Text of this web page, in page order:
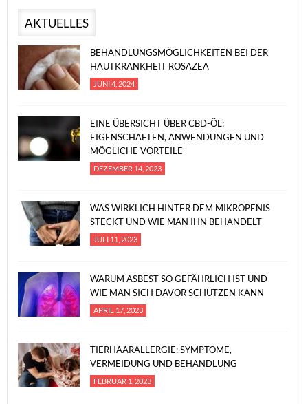
AKTUELLES
BEHANDLUNGSMÖGLICHKEITEN BEI DER
HAUTKRANKHEIT ROSAZEA
JUNI 4, 2024
EINE ÜBERSICHT ÜBER CBD-ÖL:
EIGENSCHAFTEN, ANWENDUNGEN UND
MÖGLICHE VORTEILE
DEZEMBER 14, 2023
WAS WIRKLICH HINTER DEM MIKROPENIS
STECKT UND WIE MAN IHN BEHANDELT
JULI 11, 2023
WARUM ASBEST SO GEFÄHRLICH IST UND
WIE MAN SICH DAVOR SCHÜTZEN KANN
APRIL 17, 2023
TIERHAARALLERGIE: SYMPTOME,
VERMEIDUNG UND BEHANDLUNG
FEBRUAR 1, 2023